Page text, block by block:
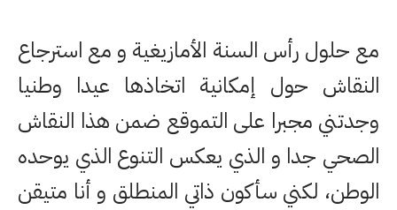
مع حلول رأس السنة الأمازيغية و مع استرجاع
النقاش حول إمكانية اتخاذها عيدا وطنيا
وجدتني مجبرا على التموقع ضمن هذا النقاش
الصحي جدا و الذي يعكس التنوع الذي يوحده
الوطن، لكني سأكون ذاتي المنطلق و أنا متيقن